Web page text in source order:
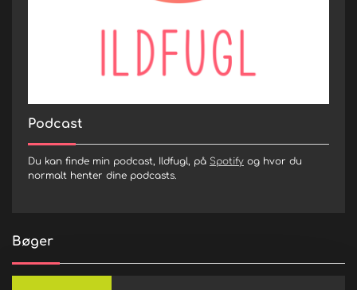
Podcast
Du kan finde min podcast, Ildfugl, på Spotify og hvor du
normalt henter dine podcasts.
Bøger